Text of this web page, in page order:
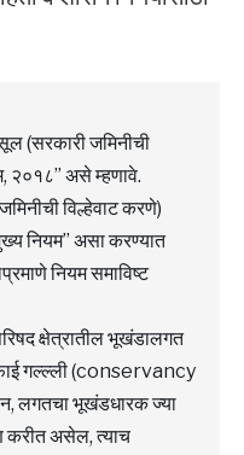
(सरकारी जमिनीची
२०१८” असे म्हणावे.
विल्हेवाट करणे)
नियम” असा करण्यात
नियम समाविष्ट
क्षेत्रातील भूखंडालगत
गल्ल्ली (conservancy
लगतचा भूखंडधारक ज्या
करीत असेल, त्याच